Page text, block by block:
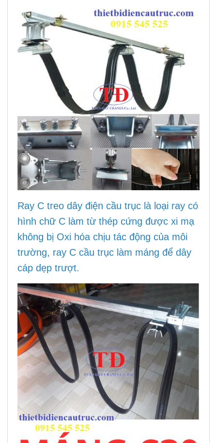
Ray C treo dây điện cầu trục là loại ray có
hình chữ C làm từ thép cứng được xi mạ
không bị Oxi hóa chịu tác động của môi
trường, ray C cầu trục làm máng để dây
cáp dẹp trượt.